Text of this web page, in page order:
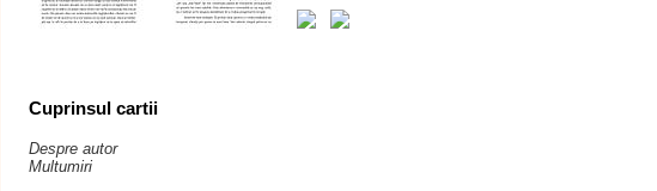
Cuprinsul cartii
Despre autor
Multumiri